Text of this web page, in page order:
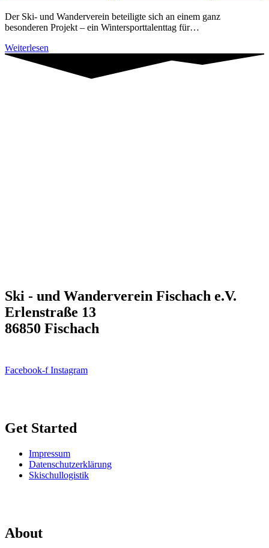
Der Ski- und Wanderverein beteiligte sich an einem ganz
besonderen Projekt – ein Wintersporttalenttag für…
Weiterlesen
unterstützte
Ski - und Wanderverein Fischach e.V.
Erlenstraße 13
86850 Fischach
Facebook-f Instagram
Get Started
Impressum
Datenschutzerklärung
Skischullogistik
About